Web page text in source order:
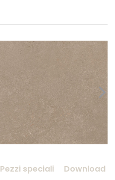
Pezzi speciali Download